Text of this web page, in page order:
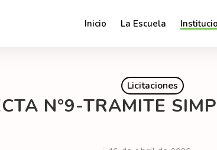
Inicio La Escuela
Licitaciones
N°9-TRAMITE